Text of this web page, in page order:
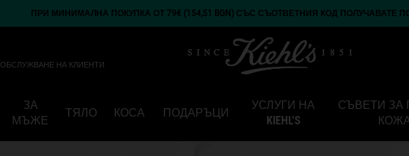
ПРИ МИНИМАЛНА ПОКУПКА ОТ 79€ (154,51 BGN) СЪС СЪОТВЕТНИЯ КОД ПОЛУЧАВАТЕ
ОБСЛУЖВАНЕ НА КЛИЕНТИ
ЗА
МЪЖЕ
ТЯЛО КОСА ПОДАРЪЦИ
УСЛУГИ НА
KIEHL'S
СЪВЕТИ ЗА